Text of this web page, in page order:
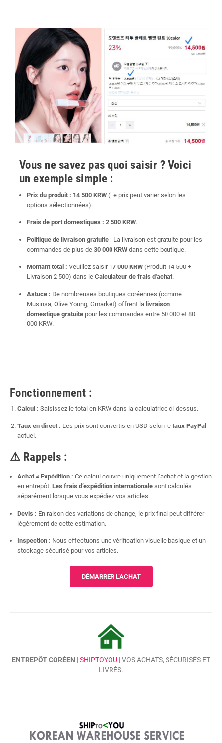
Vous ne savez pas quoi saisir ? Voici
un exemple simple :
Prix du produit : 14 500 KRW (Le prix peut varier selon les
options sélectionnées).
Frais de port domestiques : 2 500 KRW.
Politique de livraison gratuite : La livraison est gratuite pour les
commandes de plus de 30 000 KRW dans cette boutique.
Montant total : Veuillez saisir 17 000 KRW (Produit 14 500 +
Livraison 2 500) dans le Calculateur de frais d'achat.
Astuce : De nombreuses boutiques coréennes (comme
Musinsa, Olive Young, Gmarket) offrent la livraison
domestique gratuite pour les commandes entre 50 000 et 80
000 KRW.
Fonctionnement :
Calcul : Saisissez le total en KRW dans la calculatrice ci-dessus.
Taux en direct : Les prix sont convertis en USD selon le taux PayPal
actuel.
⚠️ Rappels :
Achat ≠ Expédition : Ce calcul couvre uniquement l’achat et la gestion
en entrepôt. Les frais d’expédition internationale sont calculés
séparément lorsque vous expédiez vos articles.
Devis : En raison des variations de change, le prix final peut différer
légèrement de cette estimation.
Inspection : Nous effectuons une vérification visuelle basique et un
stockage sécurisé pour vos articles.
DÉMARRER L’ACHAT
ENTREPÔT CORÉEN |SHIPTOYOU | VOS ACHATS, SÉCURISÉS ET
LIVRÉS.